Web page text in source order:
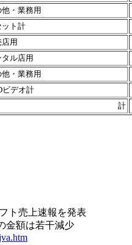
他・業務用
ット計
用
タル店用
他・業務用
ビデオ計
計
ト売上速報を発表
金額は若干減少